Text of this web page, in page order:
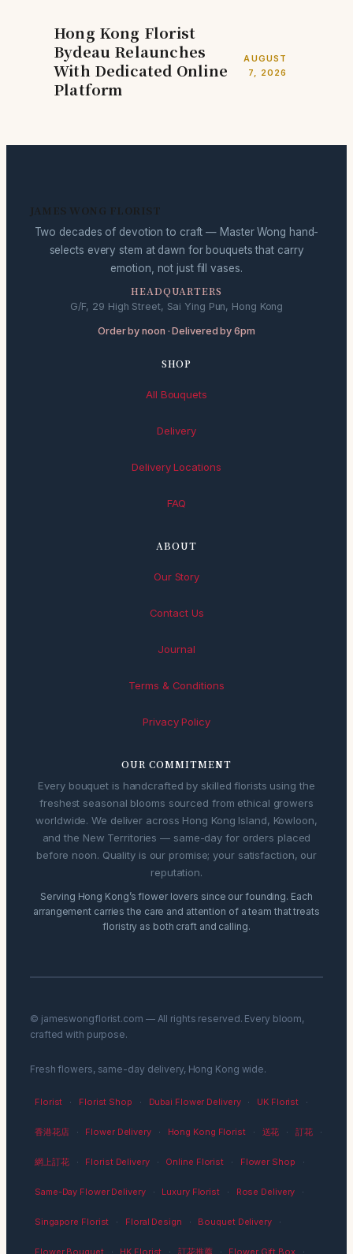
Hong Kong Florist
Bydeau Relaunches
With Dedicated Online
Platform
AUGUST
7, 2026
JAMES WONG FLORIST
Two decades of devotion to craft — Master Wong hand-
selects every stem at dawn for bouquets that carry
emotion, not just fill vases.
HEADQUARTERS
G/F, 29 High Street, Sai Ying Pun, Hong Kong
Order by noon · Delivered by 6pm
SHOP
All Bouquets
Delivery
Delivery Locations
FAQ
ABOUT
Our Story
Contact Us
Journal
Terms & Conditions
Privacy Policy
OUR COMMITMENT
Every bouquet is handcrafted by skilled florists using the
freshest seasonal blooms sourced from ethical growers
worldwide. We deliver across Hong Kong Island, Kowloon,
and the New Territories — same-day for orders placed
before noon. Quality is our promise; your satisfaction, our
reputation.
Serving Hong Kong’s flower lovers since our founding. Each
arrangement carries the care and attention of a team that treats
floristry as both craft and calling.
© jameswongflorist.com — All rights reserved. Every bloom,
crafted with purpose.
Fresh flowers, same-day delivery, Hong Kong wide.
Florist · Florist Shop · Dubai Flower Delivery · UK Florist ·
香港花店 · Flower Delivery · Hong Kong Florist · 送花 · 訂花 ·
網上訂花 · Florist Delivery · Online Florist · Flower Shop ·
Same-Day Flower Delivery · Luxury Florist · Rose Delivery ·
Singapore Florist · Floral Design · Bouquet Delivery ·
Flower Bouquet · HK Florist · 訂花推薦 · Flower Gift Box ·